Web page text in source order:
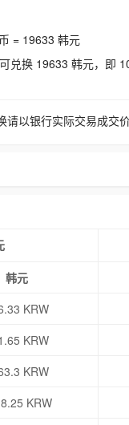
= 19633 韩元
兑换 19633 韩元，即
以银行实际交易成交价
韩元
KRW
KRW
KRW
KRW